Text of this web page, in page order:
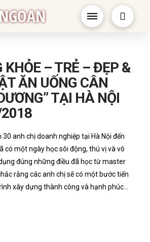
KHỎE – TRẺ – ĐẸP &
ĂN UỐNG CÂN
TẠI HÀ NỘI
anh chị doanh nghiệp tại Hà Nội đến
có một ngày học sôi động, thú vị và vô
đúng những điều đã học từ master
rằng các anh chị sẽ có một bước tiến
xây dựng thành công và hạnh phúc…